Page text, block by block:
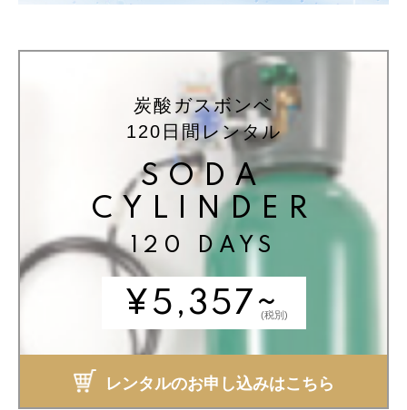
炭酸ガスボンベ
120日間レンタル
SODA
CYLINDER
120 DAYS
¥5,357~
(税別)
レンタルのお申し込みはこちら